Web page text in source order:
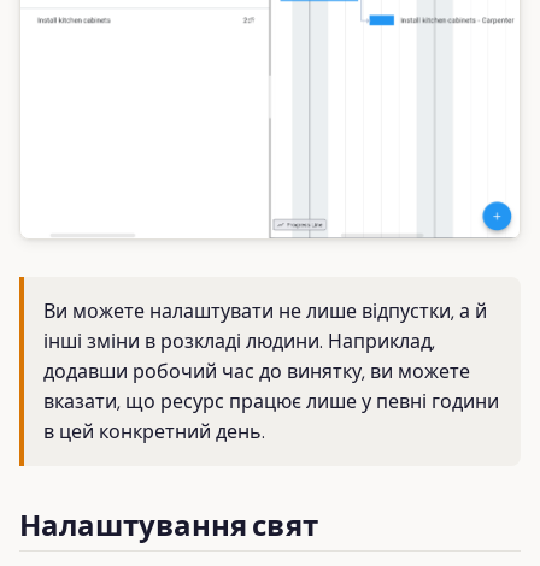
Ви можете налаштувати не лише відпустки, а й
інші зміни в розкладі людини. Наприклад,
додавши робочий час до винятку, ви можете
вказати, що ресурс працює лише у певні години
в цей конкретний день.
Налаштування свят